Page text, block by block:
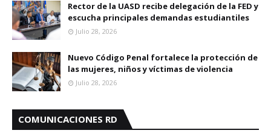
Rector de la UASD recibe delegación de la FED y
escucha principales demandas estudiantiles
Julio 28, 2026
Nuevo Código Penal fortalece la protección de
las mujeres, niños y víctimas de violencia
Julio 28, 2026
COMUNICACIONES RD